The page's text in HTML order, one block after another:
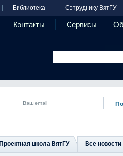
Библиотека Сотруднику ВятГУ
Контакты Сервисы
Проектная школа ВятГУ Все новости